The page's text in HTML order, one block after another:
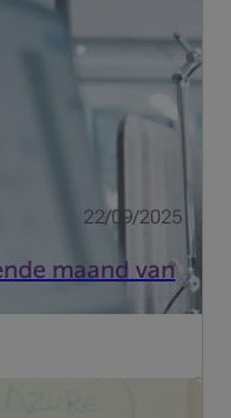
22/09/2025
maand van
een aanzienlijke last